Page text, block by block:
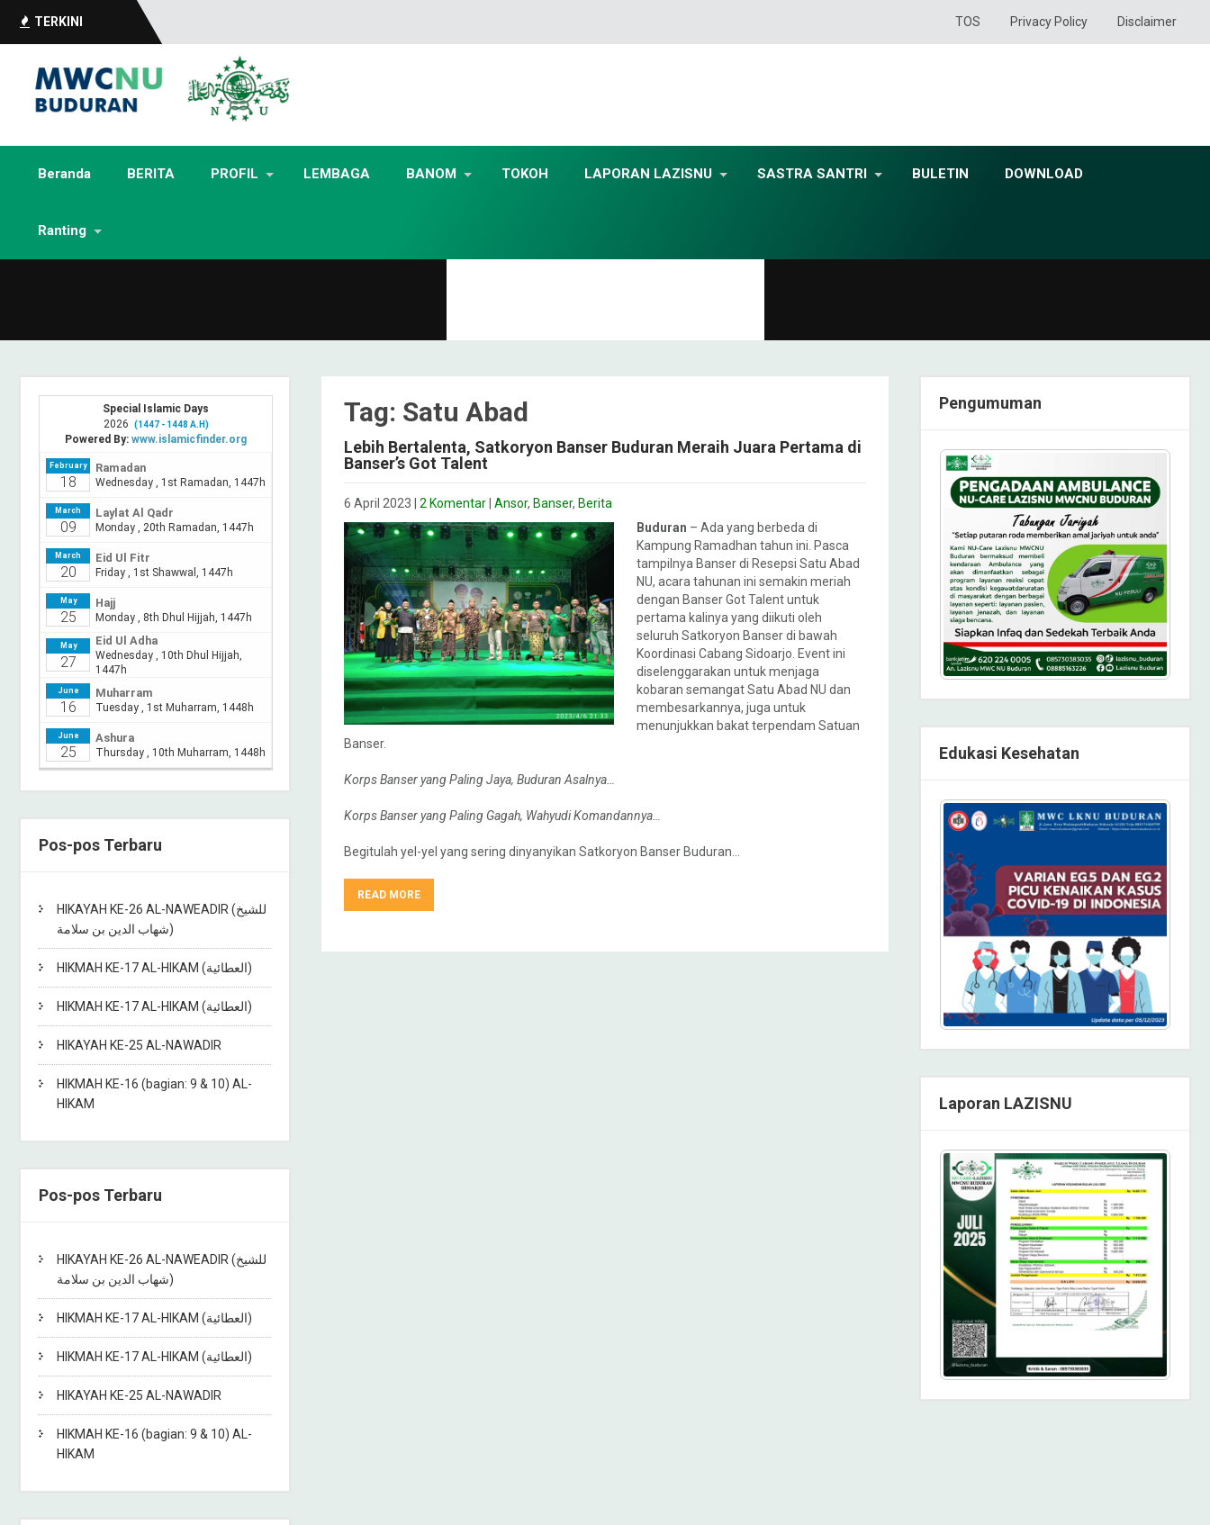
TERKINI TOS Privacy Policy Disclaimer
Beranda BERITA PROFIL LEMBAGA BANOM TOKOH LAPORAN LAZISNU SASTRA SANTRI BULETIN DOWNLOAD
Ranting
Pos-pos Terbaru
HIKAYAH KE-26 AL-NAWEADIR (للشيخ
شهاب الدين بن سلامة)
HIKMAH KE-17 AL-HIKAM (العطائية)
HIKMAH KE-17 AL-HIKAM (العطائية)
HIKAYAH KE-25 AL-NAWADIR
HIKMAH KE-16 (bagian: 9 & 10) AL-
HIKAM
Pos-pos Terbaru
HIKAYAH KE-26 AL-NAWEADIR (للشيخ
شهاب الدين بن سلامة)
HIKMAH KE-17 AL-HIKAM (العطائية)
HIKMAH KE-17 AL-HIKAM (العطائية)
HIKAYAH KE-25 AL-NAWADIR
HIKMAH KE-16 (bagian: 9 & 10) AL-
HIKAM
Tag: Satu Abad
Lebih Bertalenta, Satkoryon Banser Buduran Meraih Juara Pertama di
Banser’s Got Talent
6 April 2023 2 Komentar Ansor, Banser, Berita
Buduran – Ada yang berbeda di
Kampung Ramadhan tahun ini. Pasca
tampilnya Banser di Resepsi Satu Abad
NU, acara tahunan ini semakin meriah
dengan Banser Got Talent untuk
pertama kalinya yang diikuti oleh
seluruh Satkoryon Banser di bawah
Koordinasi Cabang Sidoarjo. Event ini
diselenggarakan untuk menjaga
kobaran semangat Satu Abad NU dan
membesarkannya, juga untuk
menunjukkan bakat terpendam Satuan
Banser.
Korps Banser yang Paling Jaya, Buduran Asalnya…
Korps Banser yang Paling Gagah, Wahyudi Komandannya…
Begitulah yel-yel yang sering dinyanyikan Satkoryon Banser Buduran…
READ MORE
Pengumuman
Edukasi Kesehatan
Laporan LAZISNU